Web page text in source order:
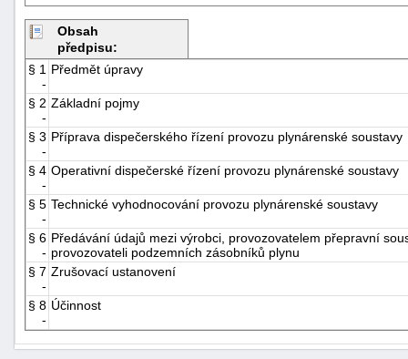
Obsah
předpisu:
§ 1
-
Předmět úpravy
§ 2
-
Základní pojmy
§ 3
-
Příprava dispečerského řízení provozu plynárenské soustavy
§ 4
-
Operativní dispečerské řízení provozu plynárenské soustavy
§ 5
-
Technické vyhodnocování provozu plynárenské soustavy
§ 6
-
Předávání údajů mezi výrobci, provozovatelem přepravní
provozovateli podzemních zásobníků plynu
§ 7
-
Zrušovací ustanovení
§ 8
-
Účinnost